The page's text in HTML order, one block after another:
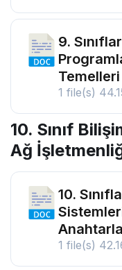
9. Sınıflar
Temelleri
1 file(s)
10. Sınıf
Ağ
10.
1 file(s)